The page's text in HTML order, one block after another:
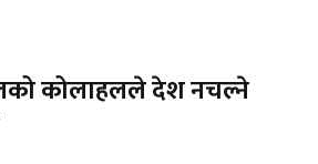
कोलाहलले देश नचल्ने